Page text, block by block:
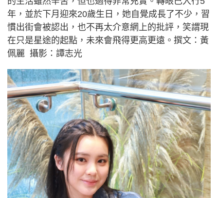
年，並於下月迎來20歲生日，她自覺成長了不少，習
慣出街會被認出，也不再太介意網上的批評，笑謂現
在只是星途的起點，未來會飛得更高更遠。撰文：黃
佩麗 攝影：譚志光